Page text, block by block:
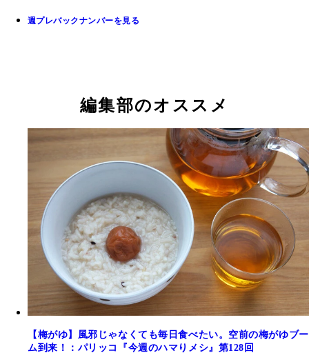
週プレバックナンバーを見る
編集部のオススメ
【梅がゆ】風邪じゃなくても毎日食べたい。空前の梅がゆブー
ム到来！：パリッコ『今週のハマりメシ』第128回